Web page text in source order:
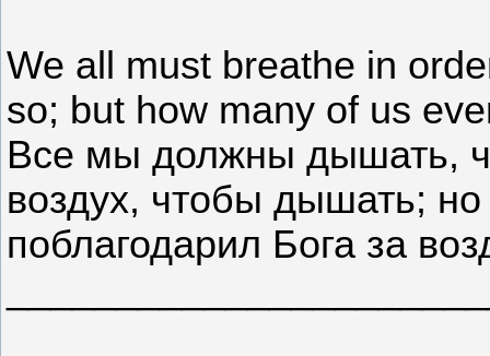
We all must breathe in
so; but how many of us
Все мы должны дышать,
воздух, чтобы дышать; но
поблагодарил Бога за